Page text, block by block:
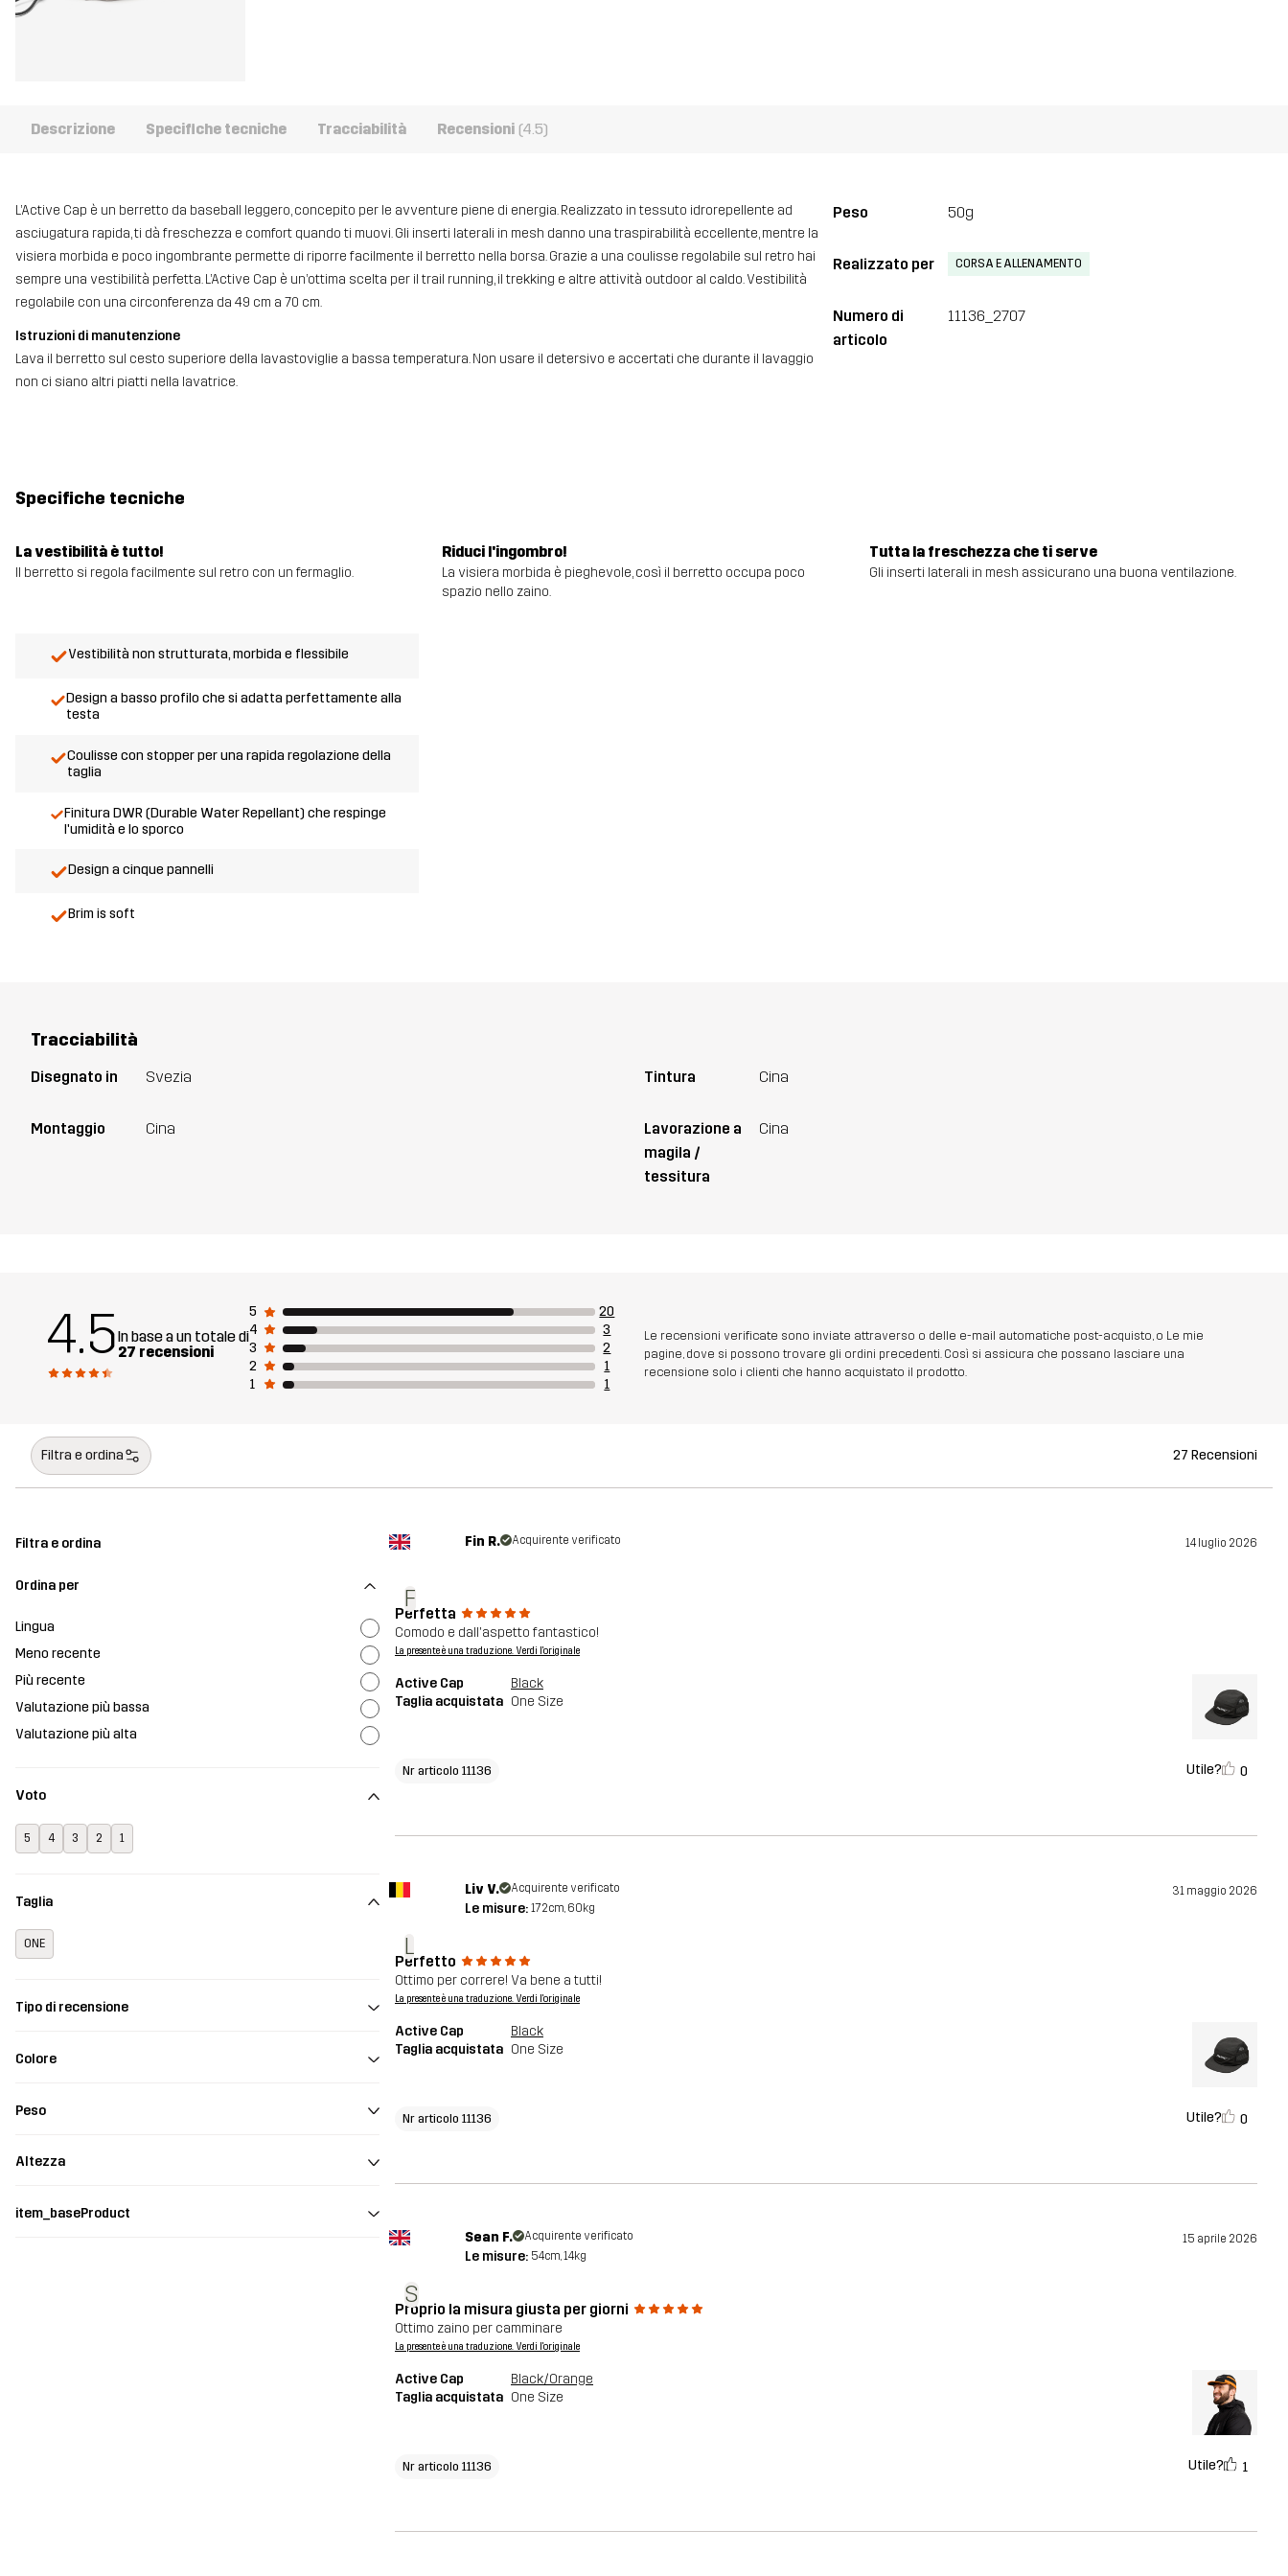
Descrizione Specifiche tecniche Tracciabilità Recensioni (4.5)
L’Active Cap è un berretto da baseball leggero, concepito per le avventure piene di energia. Realizzato in tessuto idrorepellente ad
asciugatura rapida, ti dà freschezza e comfort quando ti muovi. Gli inserti laterali in mesh danno una traspirabilità eccellente, mentre la
visiera morbida e poco ingombrante permette di riporre facilmente il berretto nella borsa. Grazie a una coulisse regolabile sul retro hai
sempre una vestibilità perfetta. L’Active Cap è un’ottima scelta per il trail running, il trekking e altre attività outdoor al caldo. Vestibilità
regolabile con una circonferenza da 49 cm a 70 cm.
Istruzioni di manutenzione
Lava il berretto sul cesto superiore della lavastoviglie a bassa temperatura. Non usare il detersivo e accertati che durante il lavaggio
non ci siano altri piatti nella lavatrice.
Peso 50g
Realizzato per CORSA E ALLENAMENTO
Numero di
articolo
11136_2707
Specifiche tecniche
La vestibilità è tutto!
Il berretto si regola facilmente sul retro con un fermaglio.
Riduci l'ingombro!
La visiera morbida è pieghevole, così il berretto occupa poco
spazio nello zaino.
Tutta la freschezza che ti serve
Gli inserti laterali in mesh assicurano una buona ventilazione.
Vestibilità non strutturata, morbida e flessibile
Design a basso profilo che si adatta perfettamente alla
testa
Coulisse con stopper per una rapida regolazione della
taglia
Finitura DWR (Durable Water Repellant) che respinge
l'umidità e lo sporco
Design a cinque pannelli
Brim is soft
Tracciabilità
Disegnato in Svezia
Montaggio Cina
Tintura Cina
Lavorazione a
magila /
tessitura
Cina
4.5In base a un totale di
27 recensioni
5
20
4
3
3
2
2
1
1
1
Le recensioni verificate sono inviate attraverso o delle e-mail automatiche post-acquisto, o Le mie
pagine, dove si possono trovare gli ordini precedenti. Così si assicura che possano lasciare una
recensione solo i clienti che hanno acquistato il prodotto.
Filtra e ordina 27 Recensioni
Filtra e ordina
Ordina per
Lingua
Meno recente
Più recente
Valutazione più bassa
Valutazione più alta
Voto
5 4 3 2 1
Taglia
ONE
Tipo di recensione
Colore
Peso
Altezza
item_baseProduct
F
Fin R. Acquirente verificato 14 luglio 2026
Perfetta
Comodo e dall'aspetto fantastico!
La presente è una traduzione. Verdi l'originale
Active Cap
Black
Taglia acquistata One Size
Nr articolo 11136 Utile? 0
L
Liv V. Acquirente verificato 31 maggio 2026
Le misure: 172cm, 60kg
Perfetto
Ottimo per correre! Va bene a tutti!
La presente è una traduzione. Verdi l'originale
Active Cap
Black
Taglia acquistata One Size
Nr articolo 11136 Utile? 0
S
Sean F. Acquirente verificato 15 aprile 2026
Le misure: 54cm, 14kg
Proprio la misura giusta per giorni
Ottimo zaino per camminare
La presente è una traduzione. Verdi l'originale
Active Cap
Black/Orange
Taglia acquistata One Size
Nr articolo 11136 Utile? 1